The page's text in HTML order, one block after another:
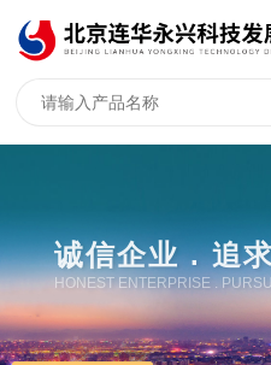
诚信企业 . 追
HONEST ENTERPRISE .